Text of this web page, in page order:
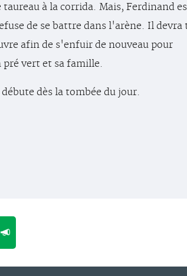
taureau à la corrida. Mais, Ferdinand
de se battre dans l'arène. Il devra
afin de s'enfuir de nouveau pour
vert et sa famille.
dès la tombée du jour.